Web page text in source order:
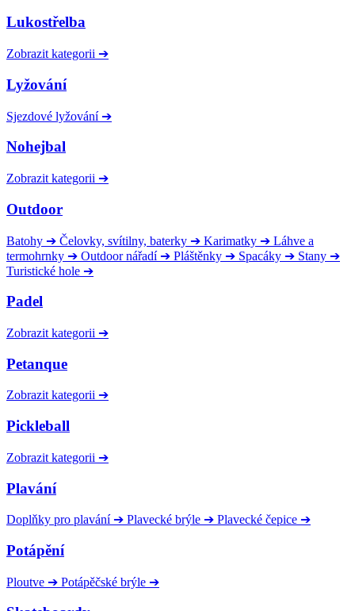
Lukostřelba
Zobrazit kategorii ➔
Lyžování
Sjezdové lyžování ➔
Nohejbal
Zobrazit kategorii ➔
Outdoor
Batohy ➔ Čelovky, svítilny, baterky ➔ Karimatky ➔ Láhve a
termohrnky ➔ Outdoor nářadí ➔ Pláštěnky ➔ Spacáky ➔ Stany ➔
Turistické hole ➔
Padel
Zobrazit kategorii ➔
Petanque
Zobrazit kategorii ➔
Pickleball
Zobrazit kategorii ➔
Plavání
Doplňky pro plavání ➔ Plavecké brýle ➔ Plavecké čepice ➔
Potápění
Ploutve ➔ Potápěčské brýle ➔